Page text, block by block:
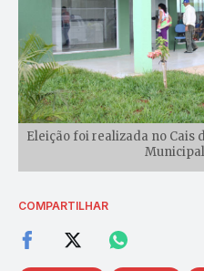
Eleição foi realizada no Cais
COMPARTILHAR